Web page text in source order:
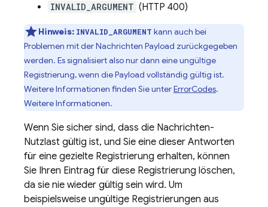
INVALID_ARGUMENT (HTTP 400)
Hinweis: INVALID_ARGUMENT kann auch bei
Problemen mit der Nachrichten Payload zurückgegeben
werden. Es signalisiert also nur dann eine ungültige
Registrierung, wenn die Payload vollständig gültig ist.
Weitere Informationen finden Sie unterErrorCodes.
Weitere Informationen.
Wenn Sie sicher sind, dass die Nachrichten-
Nutzlast gültig ist, und Sie eine dieser Antworten
für eine gezielte Registrierung erhalten, können
Sie Ihren Eintrag für diese Registrierung löschen,
da sie nie wieder gültig sein wird. Um
beispielsweise ungültige Registrierungen aus